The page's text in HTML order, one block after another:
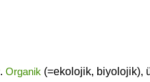
. Organik (=ekolojik, biyolojik),